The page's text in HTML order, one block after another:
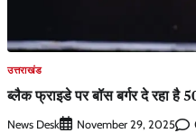
उत्तराखंड
ब्लैक फ्राइडे पर बॉस बर्गर दे रहा है
News Desk November 29, 2025